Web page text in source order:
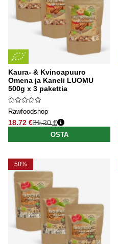
Kaura- & Kvinoapuuro
Omena ja Kaneli LUOMU
500g x 3 pakettia
Rawfoodshop
18.72 €
Normaali hinta
31.20 €
OSTA
50%